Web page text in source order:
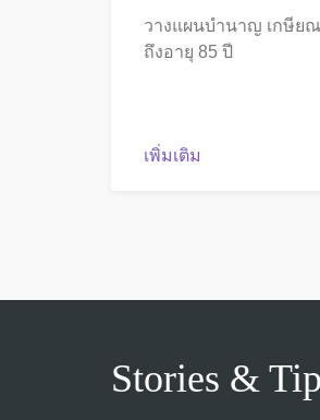
วางแผนบำนาญ เกษีย
ถึงอายุ 85 ปี
เพิ่มเติม
Stories &